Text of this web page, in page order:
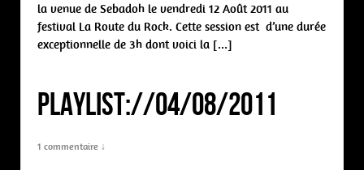
la venue de Sebadoh le vendredi 12 Août 2011 au
festival La Route du Rock. Cette session est d’une durée
exceptionnelle de 3h dont voici la […]
PLAYLIST://04/08/2011
1 commentaire ↓